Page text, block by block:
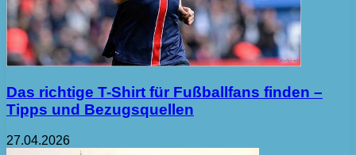
Das richtige T-Shirt für Fußballfans finden –
Tipps und Bezugsquellen
27.04.2026